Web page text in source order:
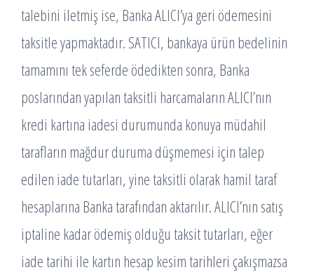
talebini iletmiş ise, Banka ALICI’ya geri ödemesini
taksitle yapmaktadır. SATICI, bankaya ürün bedelinin
tamamını tek seferde ödedikten sonra, Banka
poslarından yapılan taksitli harcamaların ALICI’nın
kredi kartına iadesi durumunda konuya müdahil
tarafların mağdur duruma düşmemesi için talep
edilen iade tutarları, yine taksitli olarak hamil taraf
hesaplarına Banka tarafından aktarılır. ALICI’nın satış
iptaline kadar ödemiş olduğu taksit tutarları, eğer
iade tarihi ile kartın hesap kesim tarihleri çakışmazsa